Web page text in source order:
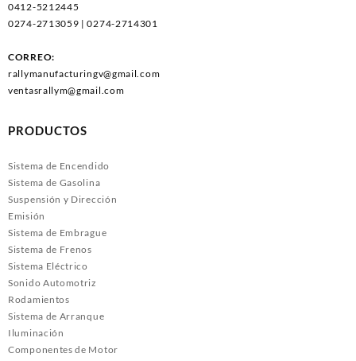
0412-5212445
0274-2713059 | 0274-2714301
CORREO:
rallymanufacturingv@gmail.com
ventasrallym@gmail.com
PRODUCTOS
Sistema de Encendido
Sistema de Gasolina
Suspensión y Dirección
Emisión
Sistema de Embrague
Sistema de Frenos
Sistema Eléctrico
Sonido Automotriz
Rodamientos
Sistema de Arranque
Iluminación
Componentes de Motor